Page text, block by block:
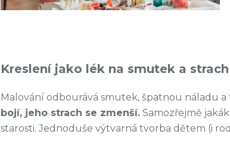
Kreslení jako lék na smutek a strach
Malování odbourává smutek, špatnou náladu a
bojí, jeho strach se zmenší. Samozřejmě
starosti. Jednoduše výtvarná tvorba dětem (i